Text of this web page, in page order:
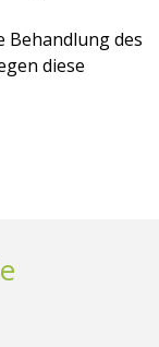
Behandlung des
diese